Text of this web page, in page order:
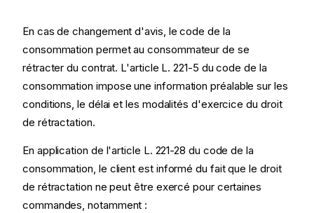
En cas de changement d'avis, le code de la
consommation permet au consommateur de se
rétracter du contrat. L'article L. 221-5 du code de la
consommation impose une information préalable sur les
conditions, le délai et les modalités d'exercice du droit
de rétractation.
En application de l'article L. 221-28 du code de la
consommation, le client est informé du fait que le droit
de rétractation ne peut être exercé pour certaines
commandes, notamment :